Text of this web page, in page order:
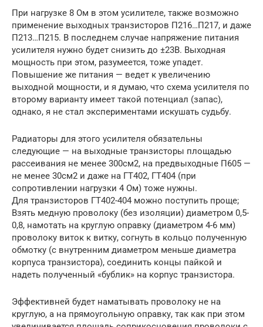
При нагрузке 8 Ом в этом усилителе, также возможно
применение выходных транзисторов П216…П217, и даже
П213…П215. В последнем случае напряжение питания
усилителя нужно будет снизить до ±23В. Выходная
мощность при этом, разумеется, тоже упадет.
Повышение же питания — ведет к увеличению
выходной мощности, и я думаю, что схема усилителя по
второму варианту имеет такой потенциал (запас),
однако, я не стал экспериментами искушать судьбу.
Радиаторы для этого усилителя обязательны
следующие — на выходные транзисторы площадью
рассеивания не менее 300см2, на предвыходные П605 —
не менее 30см2 и даже на ГТ402, ГТ404 (при
сопротивлении нагрузки 4 Ом) тоже нужны.
Для транзисторов ГТ402-404 можно поступить проще;
Взять медную проволоку (без изоляции) диаметром 0,5-
0,8, намотать на круглую оправку (диаметром 4-6 мм)
проволоку виток к витку, согнуть в кольцо полученную
обмотку (с внутренним диаметром меньше диаметра
корпуса транзистора), соединить концы пайкой и
надеть полученный «бублик» на корпус транзистора.
Эффективней будет наматывать проволоку не на
круглую, а на прямоугольную оправку, так как при этом